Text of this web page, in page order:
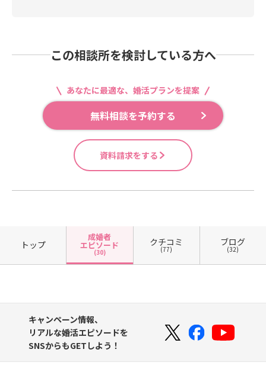
この相談所を検討している方へ
あなたに最適な、婚活プランを提案
無料相談を予約する
資料請求をする
トップ
成婚者
エピソード
(30)
クチコミ
(77)
ブログ
(32)
キャンペーン情報、
リアルな婚活エピソードを
SNSからもGETしよう！